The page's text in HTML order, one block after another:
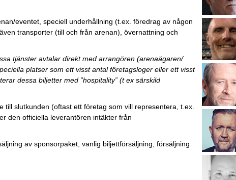
eventet, speciell underhållning (t.ex. föredrag av någon
transporter (till och från arenan), övernattning och
tjänster avtalar direkt med arrangören (arenaägaren/
platser som ett visst antal företagsloger eller ett visst
dessa biljetter med ”hospitality” (t ex särskild
slutkunden (oftast ett företag som vill representera, t.ex.
den officiella leverantören intäkter från
av sponsorpaket, vanlig biljettförsäljning, försäljning